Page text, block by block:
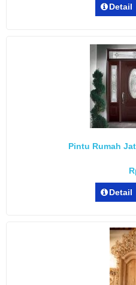
Detail
Pintu Rumah
Detail